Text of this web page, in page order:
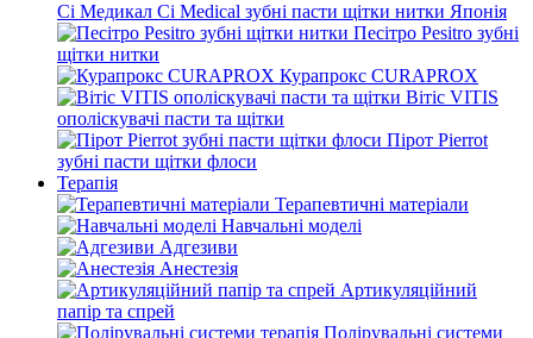
Сі Медикал Ci Medical зубні пасти щітки нитки Японія
Песітро Pesitro зубні
щітки нитки
Курапрокс CURAPROX
Вітіс VITIS
ополіскувачі пасти та щітки
Пірот Pierrot
зубні пасти щітки флоси
Терапія
Терапевтичні матеріали
Навчальні моделі
Адгезиви
Анестезія
Артикуляційний
папір та спрей
Полірувальні системи